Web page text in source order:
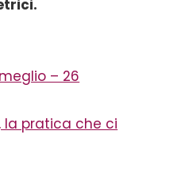
– 26
la pratica che ci